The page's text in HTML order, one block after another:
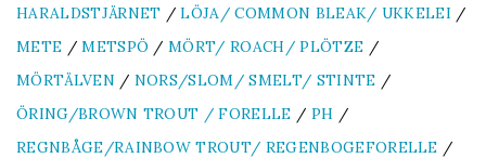
HARALDSTJÄRNET /LÖJA/ COMMON BLEAK/ UKKELEI /
METE /METSPÖ /MÖRT/ ROACH/ PLÖTZE /
MÖRTÄLVEN / NORS/SLOM/ SMELT/ STINTE /
ÖRING/BROWN TROUT / FORELLE / PH /
REGNBÅGE/RAINBOW TROUT/ REGENBOGEFORELLE /